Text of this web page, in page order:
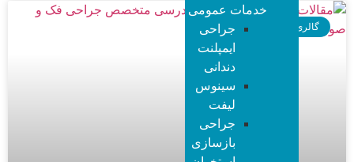
خدمات عمومی
جراحی
ایمپلنت
دندانی
سینوس
لیفت
جراحی
بازسازی
گالری